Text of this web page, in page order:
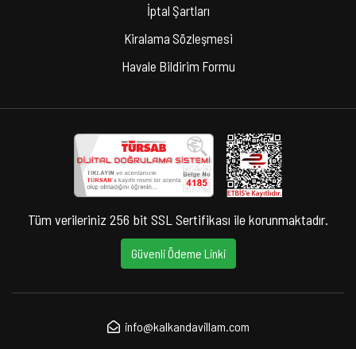
İptal Şartları
Kiralama Sözleşmesi
Havale Bildirim Formu
Tüm verileriniz 256 bit SSL Sertifikası ile korunmaktadır.
Güvenli Ödeme Linki
info@kalkandavillam.com